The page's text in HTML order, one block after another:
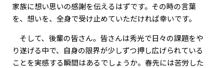
家族に想い思いの感謝を伝えるはずです。その時の言葉
を、想いを、全身で受け止めていただければ幸いです。
そして、後輩の皆さん。皆さんは秀光で日々の課題をや
り遂げる中で、自身の限界が少しずつ押し広げられている
ことを実感する瞬間はあるでしょうか。春先には苦労した